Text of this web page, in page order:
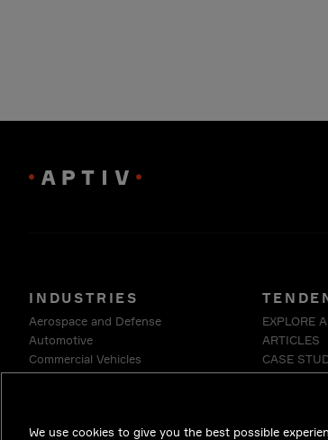
INDUSTRIES
Aerospace and Defense
Automotive
Commercial Vehicles
Energy
Medical
EXPLORE
ARTICLES
CASE
INSIDE
We use cookies to give you the best possible